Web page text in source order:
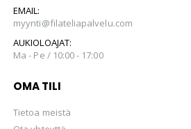
EMAIL:
myynti@filateliapalvelu.com
AUKIOLOAJAT:
Ma - Pe / 10:00 - 17:00
OMA TILI
Tietoa meistä